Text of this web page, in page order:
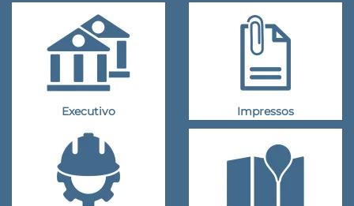
Executivo Impressos